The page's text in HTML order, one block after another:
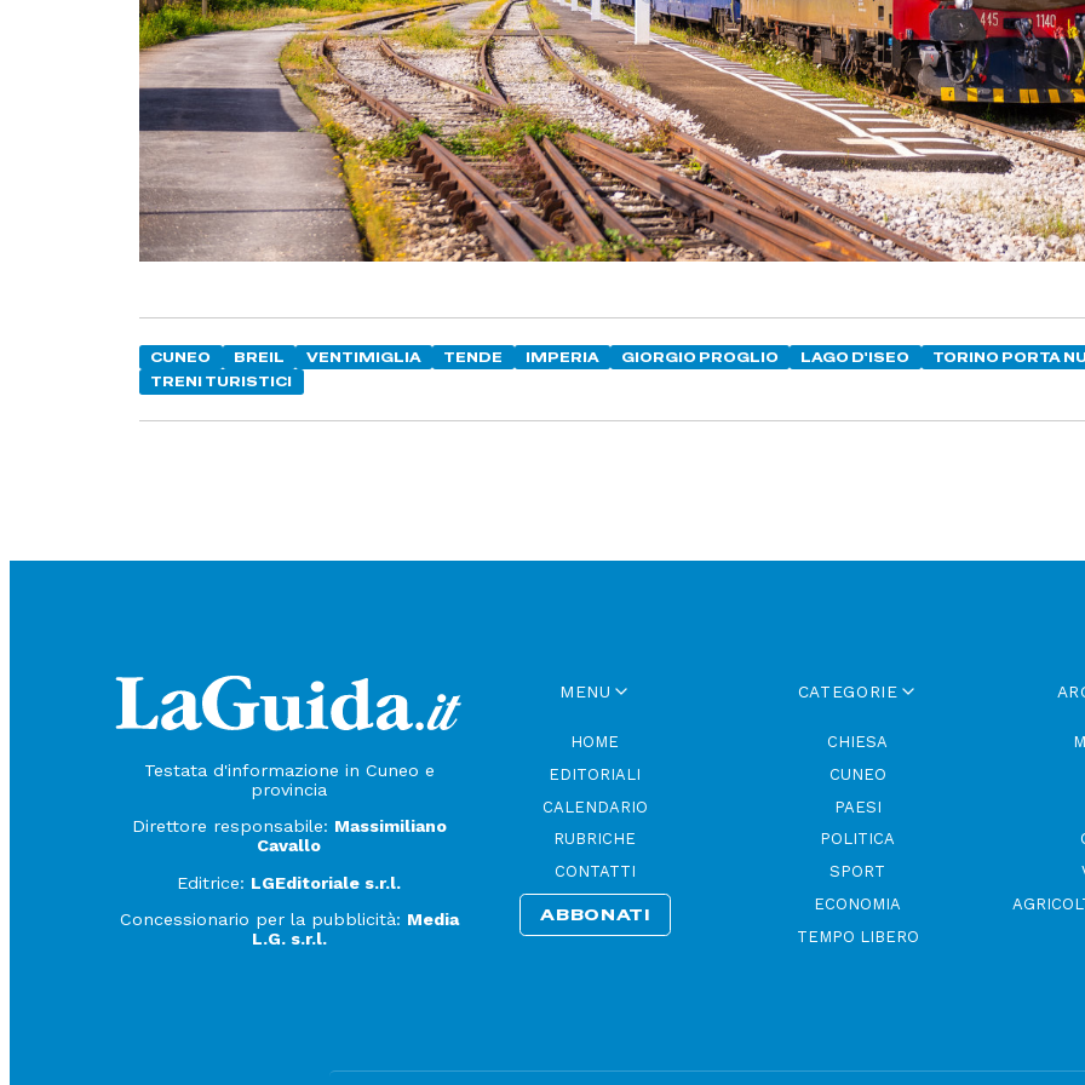
CUNEO BREIL VENTIMIGLIA TENDE IMPERIA GIORGIO PROGLIO LAGO D'ISEO
TORINO PORTA
TRENI TURISTICI
Testata d'informazione in Cuneo e
provincia
Direttore responsabile: Massimiliano
Cavallo
Editrice: LGEditoriale s.r.l.
Concessionario per la pubblicità: Media
L.G. s.r.l.
MENU
HOME
EDITORIALI
CALENDARIO
RUBRICHE
CONTATTI
ABBONATI
CATEGORIE
CHIESA
CUNEO
PAESI
POLITICA
SPORT
ECONOMIA
TEMPO LIBERO